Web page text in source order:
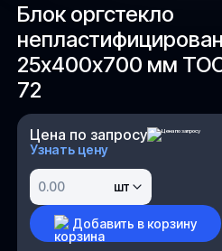
Блок оргстекло
25х400х700 мм
72
Цена по запросу
Узнать цену
шт
Добавить в корзину